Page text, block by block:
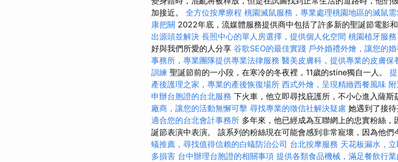
加接近。 全方位按摩療程 桃園滅鼠服務，專業處理桃園地區的滅鼠
康把關 2022年底，流媒體服務提供商中包括了許多新的聖誕節電影和
出源頭並解決 長照中心的單人房選擇，提供個人化空間 桃園植牙服
好與我們所愛的人分享 谷歌SEO的最佳實踐 戶外婚禮外燴，讓您的
事務所，專業團隊提供專業法律服務 醫美皮膚科，提供專業的皮膚保
訓練 聖誕節前的一小段，在寒冷的冬夜裡，11歲的stine獨自一人。
產後護理之家，專業的產後恢復場所 西式外燴，呈現精緻西餐風味
申辦台胞證的台北服務 下火車，他立即尋找庇護所，不小心進入薩斯
廠商，讓您的活動無懈可擊 尋找專業的徵信社解決疑慮 她遇到了接待
適合您的台北會計事務所 多年來，他已經成為互聯網上的忠實粉絲
誕節表演中表演。 該系列的粉絲現在可能會感到非常寵壞，因為他們
蟻推薦，尋找值得信賴的白蟻防治公司 台北按摩服務 天花板漏水，
多損害 台中辦理台胞證的相關事項 提供各類食品機械，滿足餐飲行